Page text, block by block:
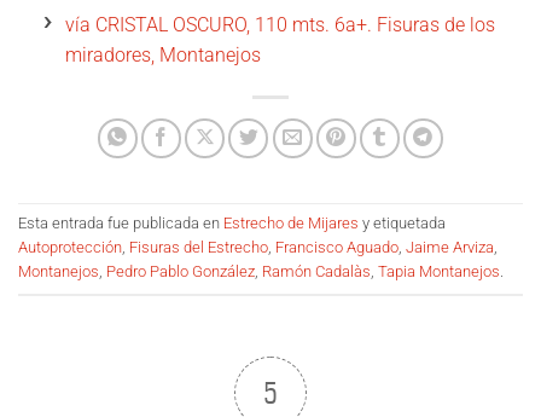
vía CRISTAL OSCURO, 110 mts. 6a+. Fisuras de los
miradores, Montanejos
Esta entrada fue publicada en Estrecho de Mijares y etiquetada
Autoprotección, Fisuras del Estrecho, Francisco Aguado, Jaime Arviza,
Montanejos, Pedro Pablo González, Ramón Cadalàs, Tapia Montanejos.
5